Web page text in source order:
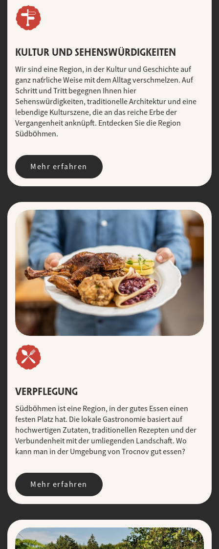
KULTUR UND SEHENSWÜRDIGKEITEN
Wir sind eine Region, in der Kultur und Geschichte auf
ganz natürliche Weise mit dem Alltag verschmelzen. Auf
Schritt und Tritt begegnen Ihnen hier
Sehenswürdigkeiten, traditionelle Architektur und eine
lebendige Kulturszene, die an das reiche Erbe der
Vergangenheit anknüpft. Entdecken Sie die Region
Südböhmen.
Mehr erfahren
VERPFLEGUNG
Südböhmen ist eine Region, in der gutes Essen einen
festen Platz hat. Die lokale Gastronomie basiert auf
hochwertigen Zutaten, traditionellen Rezepten und der
Verbundenheit mit der umliegenden Landschaft. Wo
kann man in der Umgebung von Trocnov gut essen?
Mehr erfahren